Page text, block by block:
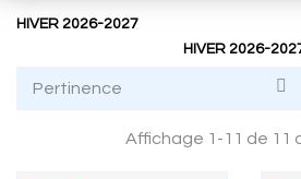
HIVER 2026-2027
HIVER 2026-
Pertinence 
Affichage 1-11 de 11